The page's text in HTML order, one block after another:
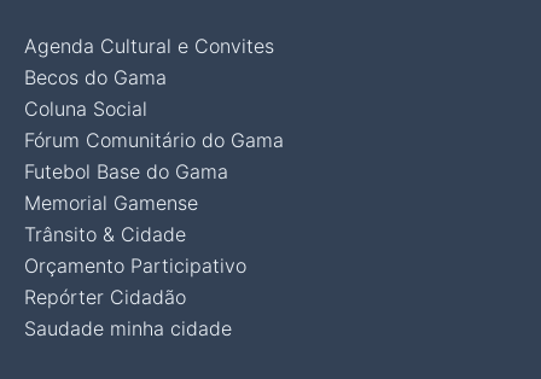
Agenda Cultural e Convites
Becos do Gama
Coluna Social
Fórum Comunitário do Gama
Futebol Base do Gama
Memorial Gamense
Trânsito & Cidade
Orçamento Participativo
Repórter Cidadão
Saudade minha cidade